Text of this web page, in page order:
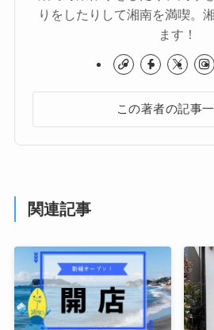
りをしたりして湘南を満喫。
ます！
この著者の記事
関連記事